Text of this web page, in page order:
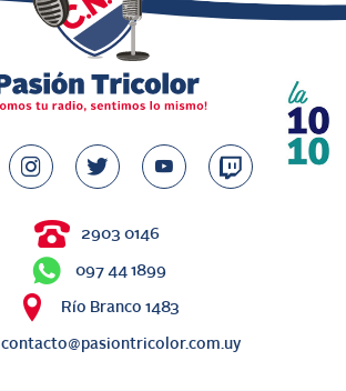
2903 0146
097 44 1899
Río Branco 1483
contacto@pasiontricolor.com.uy